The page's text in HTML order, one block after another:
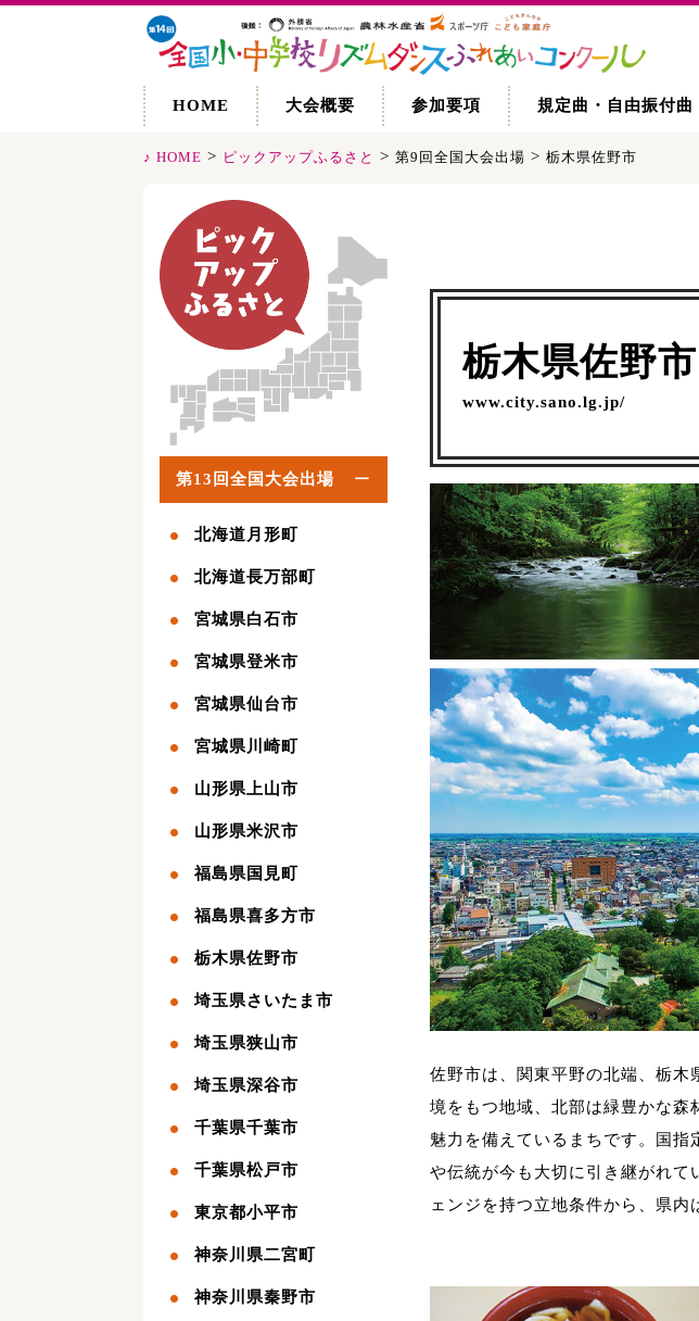
HOME 大会概要 参加要項 規定曲・自由振付曲
♪ HOME > ピックアップふるさと > 第9回全国大会出場 > 栃木県佐野市
栃木県佐野市
www.city.sano.lg.jp/
佐野市は、関東平野の北端、栃木
境をもつ地域、北部は緑豊かな森
魅力を備えているまちです。国指
や伝統が今も大切に引き継がれて
ェンジを持つ立地条件から、県内
第13回全国大会出場
北海道月形町
北海道長万部町
宮城県白石市
宮城県登米市
宮城県仙台市
宮城県川崎町
山形県上山市
山形県米沢市
福島県国見町
福島県喜多方市
栃木県佐野市
埼玉県さいたま市
埼玉県狭山市
埼玉県深谷市
千葉県千葉市
千葉県松戸市
東京都小平市
神奈川県二宮町
神奈川県秦野市